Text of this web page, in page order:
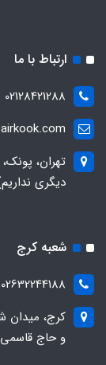
ارتباط با ما
02128421288
دیگری
شعبه کرج
02632244188
کرج، میدان
و حاج قاسمی، واحد ۱ (شعبه